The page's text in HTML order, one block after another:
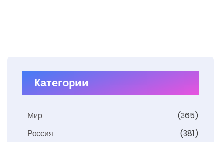
Категории
Мир
(365)
Россия
(381)